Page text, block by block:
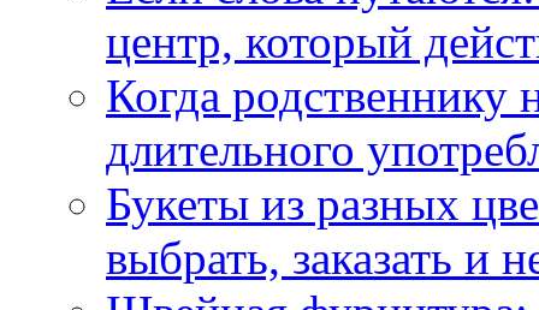
центр, который
Когда
длительного
Букеты из разных
выбрать, заказать и